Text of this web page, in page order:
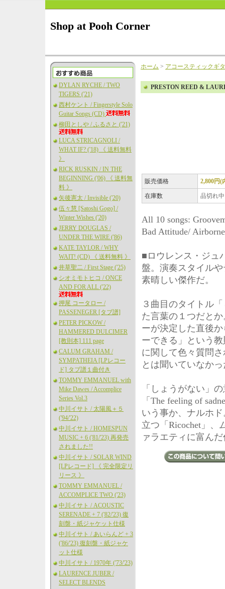
Shop at Pooh Corner
DYLAN RYCHE / TWO
TIGERS ('21)
西村ケント / Fingerstyle Solo
Guitar Songs (CD)
柳田としや / ふるさと ('21)
LUCA STRICAGNOLI /
WHAT IF? ('18) 《 送料無料
》
RICK RUSKIN / IN THE
BEGINNING ('06) 《 送料無
料 》
矢後憲太 / Invisible ('20)
伍々慧 [Satoshi Gogo] /
Winter Wishes ('20)
JERRY DOUGLAS /
UNDER THE WIRE ('86)
KATE TAYLOR / WHY
WAIT! (CD) 《 送料無料 》
井草聖二 / First Stage ('25)
シオミモトヒコ / ONCE
AND FOR ALL ('22)
押尾 コータロー /
PASSENEGER [タブ譜]
PETER PICKOW /
HAMMERED DULCIMER
[教則本] 111 page
CALUM GRAHAM /
SYMPATHEIA [LPレコー
ド] タブ譜１曲付き
TOMMY EMMANUEL with
Mike Dawes / Accomplice
Series Vol.3
中川イサト / 太陽風＋５
('94/'22)
中川イサト / HOMESPUN
MUSIC + 6 ('81/'23) 再発売
されました!!
中川イサト / SOLAR WIND
[LPレコード] 《 完全限定リ
リース 》
TOMMY EMMANUEL /
ACCOMPLICE TWO ('23)
中川イサト / ACOUSTIC
SERENADE + 7 ('82/'23) 復
刻盤・紙ジャケット仕様
中川イサト / あいらんど + 3
('86/'23) 復刻盤・紙ジャケ
ット仕様
中川イサト / 1970年 ('73/'23)
LAURENCE JUBER /
SELECT BLENDS
ホーム > アコースティックギ
PRESTON REED &
販売価格 2,800円(
在庫数 品切れ中
All 10 songs:
Bad Attitude/
■ロウレンス・ジュ
盤。演奏スタイル
素晴しい傑作だ。
３曲目のタイトル
た言葉の１つだと
ーが決定した直後
ーできる」という
に関して色々質問
とは聞いていなか
「しょうがない」
「The feeling of
いう事か、ナルホ
立つ「Ricochet」、
ァラエティに富ん